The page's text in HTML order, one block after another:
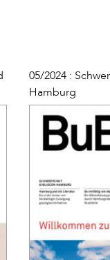
05/2024 :
Hamburg